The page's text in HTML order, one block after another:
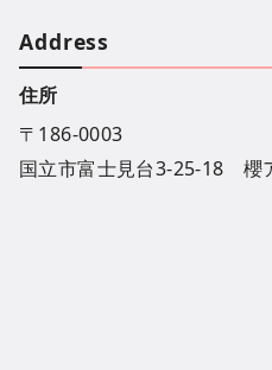
Address
住所
〒186-0003
国立市富士見台3-25-18 櫻